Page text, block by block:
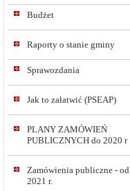
Budżet
Raporty o stanie gminy
Sprawozdania
Jak to załatwić (PSEAP)
PLANY ZAMÓWIEŃ
PUBLICZNYCH do 2020 r
Zamówienia publiczne - od
2021 r.